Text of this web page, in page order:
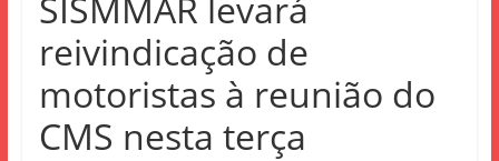
reivindicação de
motoristas à reunião do
CMS nesta terça